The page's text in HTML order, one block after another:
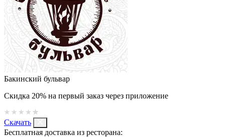
Бакинский бульвар
Скидка 20% на первый заказ через приложение
Скачать
Бесплатная доставка из ресторана: